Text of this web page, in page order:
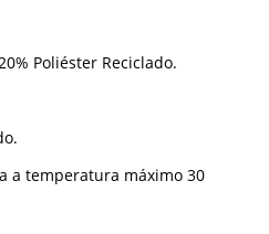
Poliéster Reciclado.
a temperatura máximo 30